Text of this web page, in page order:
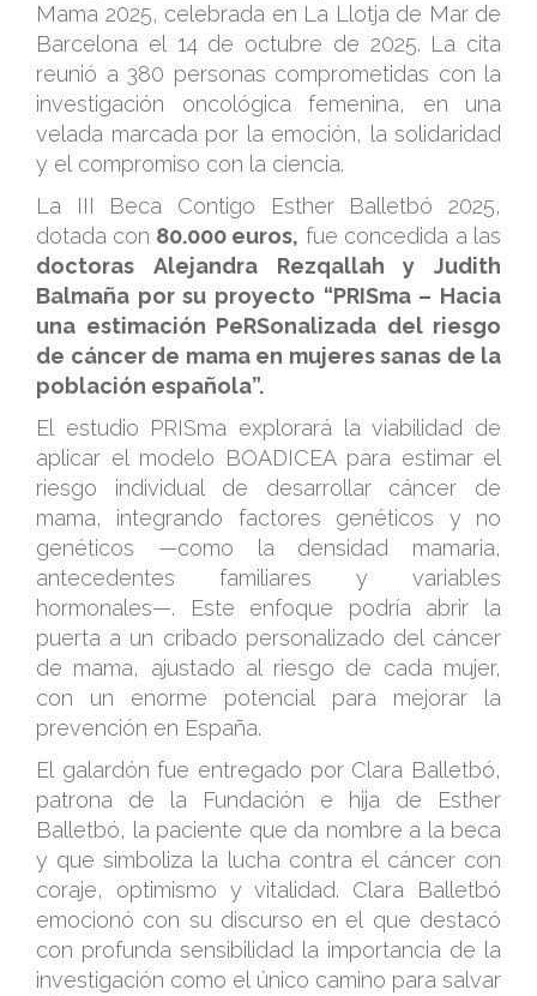
Mama 2025, celebrada en La Llotja de Mar de
Barcelona el 14 de octubre de 2025. La cita
reunió a 380 personas comprometidas con la
investigación oncológica femenina, en una
velada marcada por la emoción, la solidaridad
y el compromiso con la ciencia.
La III Beca Contigo Esther Balletbó 2025,
dotada con 80.000 euros, fue concedida a las
doctoras Alejandra Rezqallah y Judith
Balmaña por su proyecto “PRISma – Hacia
una estimación PeRSonalizada del riesgo
de cáncer de mama en mujeres sanas de la
población española”.
El estudio PRISma explorará la viabilidad de
aplicar el modelo BOADICEA para estimar el
riesgo individual de desarrollar cáncer de
mama, integrando factores genéticos y no
genéticos —como la densidad mamaria,
antecedentes familiares y variables
hormonales—. Este enfoque podría abrir la
puerta a un cribado personalizado del cáncer
de mama, ajustado al riesgo de cada mujer,
con un enorme potencial para mejorar la
prevención en España.
El galardón fue entregado por Clara Balletbó,
patrona de la Fundación e hija de Esther
Balletbó, la paciente que da nombre a la beca
y que simboliza la lucha contra el cáncer con
coraje, optimismo y vitalidad. Clara Balletbó
emocionó con su discurso en el que destacó
con profunda sensibilidad la importancia de la
investigación como el único camino para salvar